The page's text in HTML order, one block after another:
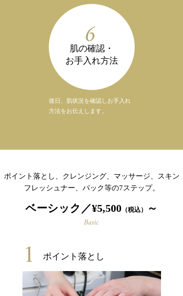
6
肌の確認・
お手入れ方法
後日、肌状況を確認しお手入れ
方法をお伝えします。
ポイント落とし、クレンジング、マッサージ、スキン
フレッシュナー、パック等の7ステップ。
ベーシック／¥5,500 （税込） ～
Basic
1 ポイント落とし